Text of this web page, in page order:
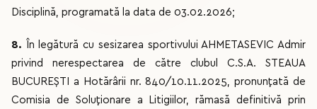
Disciplină, programată la data de 03.02.2026;
8.
În legătură cu sesizarea sportivului AHMETASEVIC Admir
privind nerespectarea de către clubul C.S.A. STEAUA
BUCUREȘTI a Hotărârii nr. 840/10.11.2025, pronunțată de
Comisia de Soluționare a Litigiilor, rămasă definitivă prin